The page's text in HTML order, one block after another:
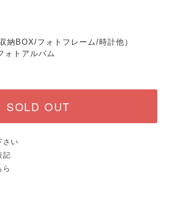
納BOX/フォトフレーム/時計他）
ォトアルバム
SOLD OUT
さい
記
ら